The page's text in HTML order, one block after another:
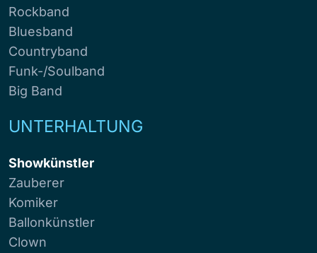
Rockband
Bluesband
Countryband
Funk-/Soulband
Big Band
UNTERHALTUNG
Showkünstler
Zauberer
Komiker
Ballonkünstler
Clown